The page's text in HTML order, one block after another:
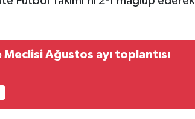
Ağustos ayı toplantısı